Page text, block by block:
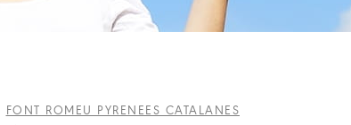
FONT ROMEU PYRENEES CATALANES